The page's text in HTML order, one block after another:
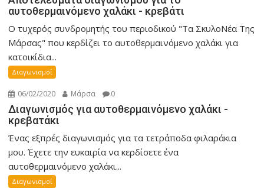
g
a
t
i
o
n
αυτοθερμαινόμενο χαλάκι - κρεβάτι
Ο τυχερός συνδρομητής του περιοδικού "Τα ΣκυλοΝέα Της
Μάρσας" που κερδίζει το αυτοθερμαινόμενο χαλάκι για
κατοικίδια...
Διαγωνισμοί
06/02/2020 Μάρσα 0
Διαγωνισμός για αυτοθερμαινόμενο χαλάκι -
κρεβατάκι
Ένας εξπρές διαγωνισμός για τα τετράποδα φιλαράκια
μου. Έχετε την ευκαιρία να κερδίσετε ένα
αυτοθερμαινόμενο χαλάκι...
Διαγωνισμοί